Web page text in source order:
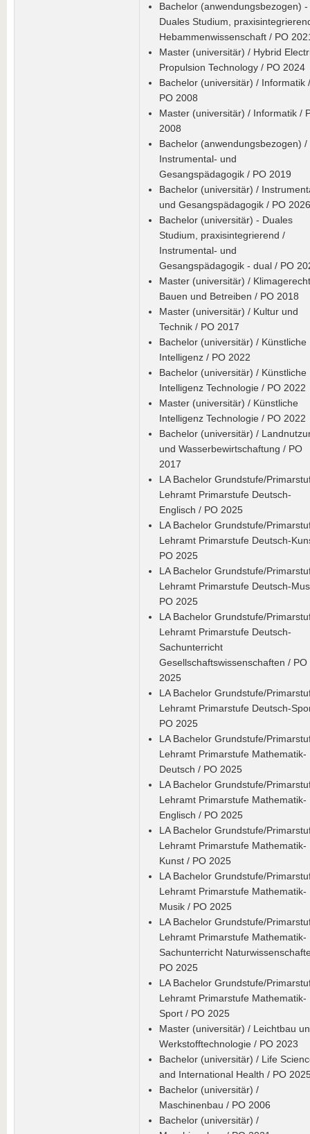
Bachelor (anwendungsbezogen) -
Duales Studium,
Hebammenwissenschaft / PO
Master (universitär) / Hybrid
Propulsion Technology / PO 2024
Bachelor (universitär) / Informatik /
PO 2008
Master (universitär) / Informatik /
2008
Bachelor (anwendungsbezogen) /
Instrumental- und
Gesangspädagogik / PO 2019
Bachelor (universitär) /
und Gesangspädagogik / PO 2026
Bachelor (universitär) - Duales
Studium, praxisintegrierend /
Instrumental- und
Gesangspädagogik - dual / PO
Master (universitär) /
Bauen und Betreiben / PO 2018
Master (universitär) / Kultur und
Technik / PO 2017
Bachelor (universitär) / Künstliche
Intelligenz / PO 2022
Bachelor (universitär) / Künstliche
Intelligenz Technologie / PO 2022
Master (universitär) / Künstliche
Intelligenz Technologie / PO 2022
Bachelor (universitär) /
und Wasserbewirtschaftung / PO
2017
LA Bachelor Grundstufe/
Lehramt Primarstufe Deutsch-
Englisch / PO 2025
LA Bachelor Grundstufe/
Lehramt Primarstufe Deutsch-
PO 2025
LA Bachelor Grundstufe/
Lehramt Primarstufe Deutsch-
PO 2025
LA Bachelor Grundstufe/
Lehramt Primarstufe Deutsch-
Sachunterricht
Gesellschaftswissenschaften / PO
2025
LA Bachelor Grundstufe/
Lehramt Primarstufe Deutsch-
PO 2025
LA Bachelor Grundstufe/
Lehramt Primarstufe Mathematik-
Deutsch / PO 2025
LA Bachelor Grundstufe/
Lehramt Primarstufe Mathematik-
Englisch / PO 2025
LA Bachelor Grundstufe/
Lehramt Primarstufe Mathematik-
Kunst / PO 2025
LA Bachelor Grundstufe/
Lehramt Primarstufe Mathematik-
Musik / PO 2025
LA Bachelor Grundstufe/
Lehramt Primarstufe Mathematik-
Sachunterricht
PO 2025
LA Bachelor Grundstufe/
Lehramt Primarstufe Mathematik-
Sport / PO 2025
Master (universitär) / Leichtbau
Werkstofftechnologie / PO 2023
Bachelor (universitär) / Life
and International Health / PO
Bachelor (universitär) /
Maschinenbau / PO 2006
Bachelor (universitär) /